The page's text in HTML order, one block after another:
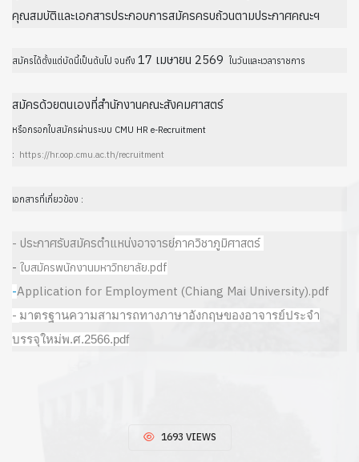
คุณสมบัติและเอกสารประกอบการสมัครครบถ้วนตามประกาศคณะฯ
สมัครได้ตั้งแต่บัดนี้เป็นต้นไป จนถึง 17 เมษายน 2569 ในวันและเวลาราชการ
สมัครด้วยตนเองที่สำนักงานคณะสังคมศาสตร์
หรือกรอกใบสมัครผ่านระบบ CMU HR e-Recruitment
: https://hr.oop.cmu.ac.th/recruitment
เอกสารที่เกี่ยวข้อง :
- ประกาศรับสมัครตำแหน่งอาจารย์ภาควิชาภูมิศาสตร์
- ใบสมัครพนักงานมหาวิทยาลัย.pdf
-Application for Employment (Chiang Mai University).pdf
- มาตรฐานความสามารถทางภาษาอังกฤษของอาจารย์ประจำ
บรรจุใหม่พ.ศ.2566.pdf
1693 VIEWS